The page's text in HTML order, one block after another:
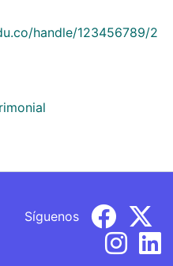
handle/123456789/2
Síguenos